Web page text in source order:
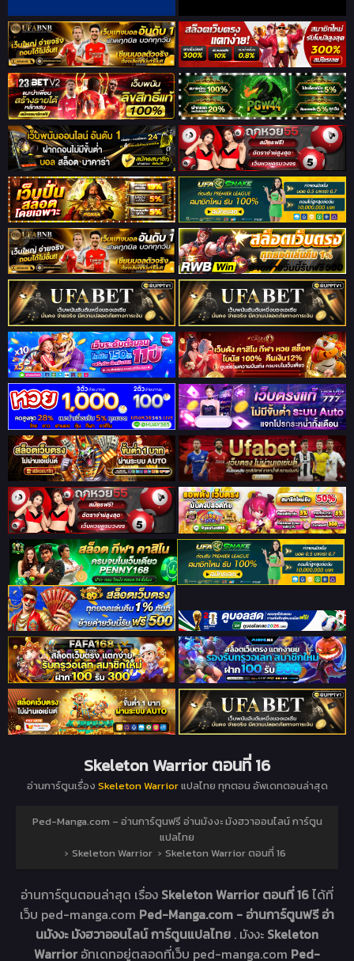
Skeleton Warrior ตอนที่ 16
อ่านการ์ตูนเรื่อง Skeleton Warriorแปลไทย ทุกตอน อัพเดทตอนล่าสุด
Ped-Manga.com – อ่านการ์ตูนฟรี อ่านมังงะ มังฮวาออนไลน์ การ์ตูน
แปลไทย
› Skeleton Warrior › Skeleton Warrior ตอนที่ 16
อ่านการ์ตูนตอนล่าสุด เรื่อง Skeleton Warrior ตอนที่ 16ได้ที่
เว็บ ped-manga.com Ped-Manga.com - อ่านการ์ตูนฟรี อ่า
นมังงะ มังฮวาออนไลน์ การ์ตูนแปลไทย . มังงะ Skeleton
Warrior อัทเดทอยู่ตลอดที่เว็บ ped-manga.com Ped-